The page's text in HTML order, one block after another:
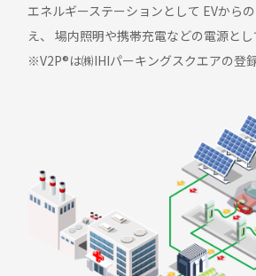
エネルギーステーションとして EVから
え、 場内照明や携帯充電などの電源とし
※V2P®は㈱IHIパーキングスクエアの登